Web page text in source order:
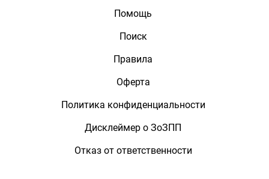
Помощь
Поиск
Правила
Оферта
Политика конфиденциальности
Дисклеймер о ЗоЗПП
Отказ от ответственности